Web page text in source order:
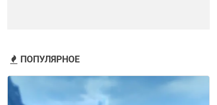
ПОПУЛЯРНОЕ